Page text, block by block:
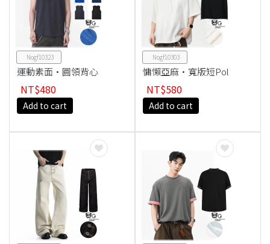
Nogf10323
運動素面·圓領背心
NT$480
Add to cart
Nogf10303
慵懶亞麻·寬版短Pol
NT$580
Add to cart